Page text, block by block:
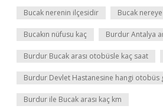
Bucak nerenin ilçesidir Bucak
Bucakın nüfusu kaç Burdur Antalya
Burdur Bucak arası otobüsle kaç saat
Burdur Devlet Hastanesine hangi otobüs
Burdur ile Bucak arası kaç km